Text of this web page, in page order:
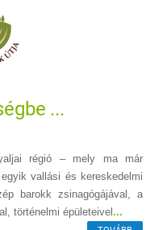
...
régió – mely ma már
vallási és kereskedelmi
barokk zsinagógájával, a
történelmi épületeivel...